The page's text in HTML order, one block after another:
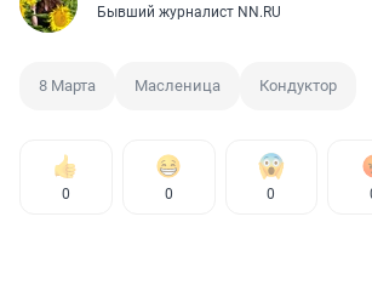
Бывший журналист NN.RU
8 Марта Масленица Кондуктор
0 0 0